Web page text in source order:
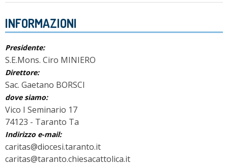
INFORMAZIONI
Presidente:
S.E.Mons. Ciro MINIERO
Direttore:
Sac. Gaetano BORSCI
dove siamo:
Vico I Seminario 17
74123 - Taranto Ta
Indirizzo e-mail:
caritas@diocesi.taranto.it
caritas@taranto.chiesacattolica.it